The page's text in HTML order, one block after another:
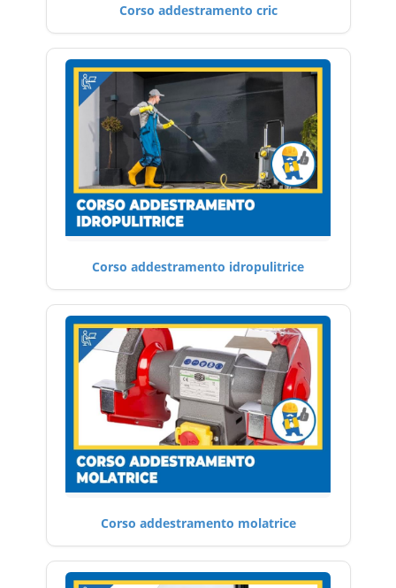
Corso addestramento cric
Corso addestramento idropulitrice
Corso addestramento molatrice